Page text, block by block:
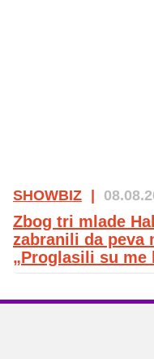
SHOWBIZ
Zbog tri mlade
zabranili da peva
„Proglasili su me